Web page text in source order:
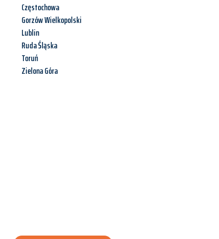
Częstochowa
Gorzów Wielkopolski
Lublin
Ruda Śląska
Toruń
Zielona Góra